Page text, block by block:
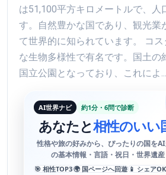
は51,100平方キロメートルで、人
す。自然豊かな国であり、観光業
て世界的に知られています。 コ
な生物多様性で有名です。国土の
国立公園となっており、これによ...
AI世界ナビ 約1分・6問で診断
あなたと相性のいい
性格や旅の好みから、ぴったりの国を
の基本情報・言語・祝日・世界遺産
🎯 相性TOP3🌍 国ページへ回遊 📱 シェアOK